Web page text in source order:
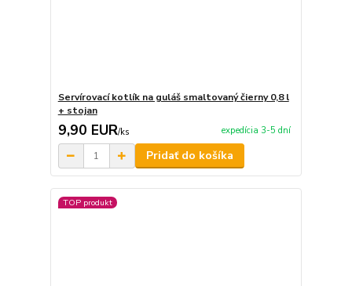
Servírovací kotlík na guláš smaltovaný čierny 0,8 l
+ stojan
9,90 EUR/ks expedícia 3-5 dní
Pridať do košíka
TOP produkt